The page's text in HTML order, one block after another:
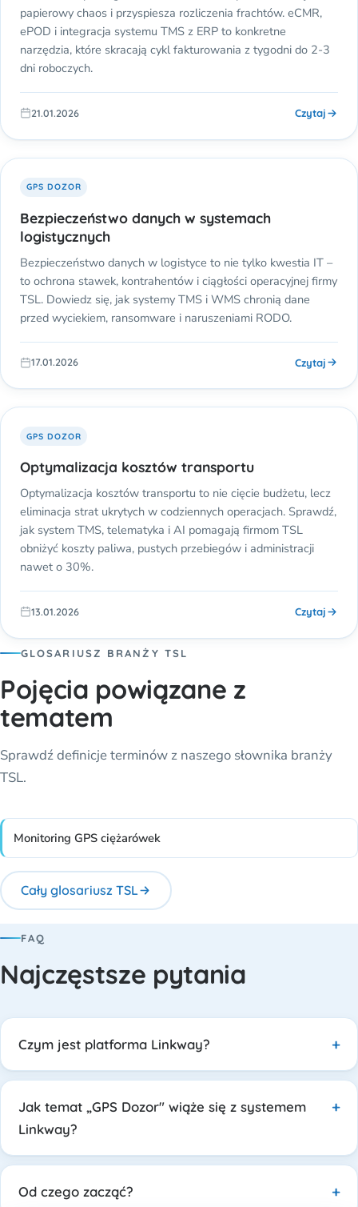
papierowy chaos i przyspiesza rozliczenia frachtów. eCMR,
ePOD i integracja systemu TMS z ERP to konkretne
narzędzia, które skracają cykl fakturowania z tygodni do 2-3
dni roboczych.
21.01.2026 Czytaj
GPS DOZOR
Bezpieczeństwo danych w systemach
logistycznych
Bezpieczeństwo danych w logistyce to nie tylko kwestia IT –
to ochrona stawek, kontrahentów i ciągłości operacyjnej firmy
TSL. Dowiedz się, jak systemy TMS i WMS chronią dane
przed wyciekiem, ransomware i naruszeniami RODO.
17.01.2026 Czytaj
GPS DOZOR
Optymalizacja kosztów transportu
Optymalizacja kosztów transportu to nie cięcie budżetu, lecz
eliminacja strat ukrytych w codziennych operacjach. Sprawdź,
jak system TMS, telematyka i AI pomagają firmom TSL
obniżyć koszty paliwa, pustych przebiegów i administracji
nawet o 30%.
13.01.2026 Czytaj
GLOSARIUSZ BRANŻY TSL
Pojęcia powiązane z
tematem
Sprawdź definicje terminów z naszego słownika branży
TSL.
Monitoring GPS ciężarówek
Cały glosariusz TSL
FAQ
Najczęstsze pytania
Czym jest platforma Linkway?
Jak temat „GPS Dozor" wiąże się z systemem
Linkway?
Od czego zacząć?